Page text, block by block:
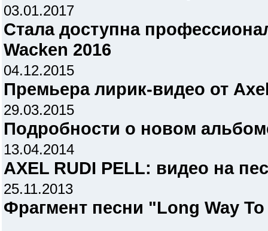
03.01.2017
Стала доступна
Wacken 2016
04.12.2015
Премьера лирик-видео от
29.03.2015
Подробности о новом
13.04.2014
AXEL RUDI PELL: видео на
25.11.2013
Фрагмент песни "Long Way